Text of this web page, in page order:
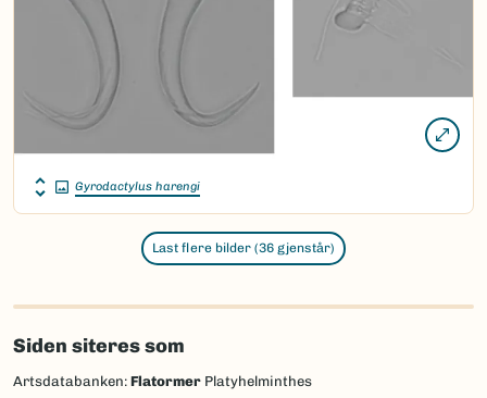
Gyrodactylus harengi
Last flere bilder (36 gjenstår)
Siden siteres som
Artsdatabanken: Flatormer Platyhelminthes